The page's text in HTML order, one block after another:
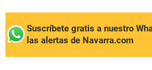
Suscríbete gratis a nuestro
las alertas de Navarra.com